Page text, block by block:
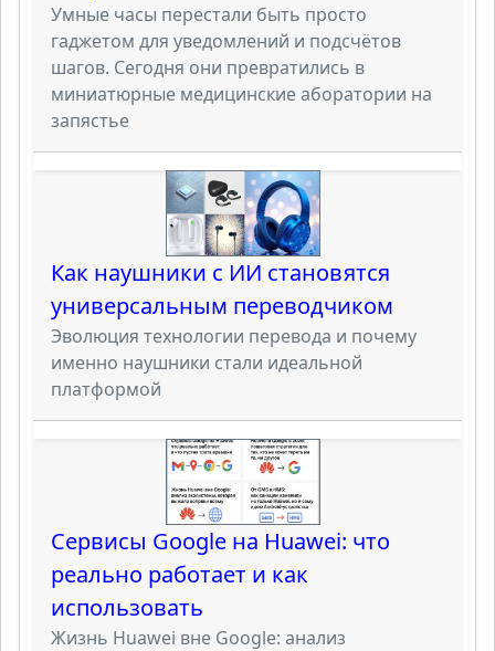
Умные часы перестали быть просто
гаджетом для уведомлений и подсчётов
шагов. Сегодня они превратились в
миниатюрные медицинские аборатории на
запястье
Как наушники с ИИ становятся
универсальным переводчиком
Эволюция технологии перевода и почему
именно наушники стали идеальной
платформой
Сервисы Google на Huawei: что
реально работает и как
использовать
Жизнь Huawei вне Google: анализ